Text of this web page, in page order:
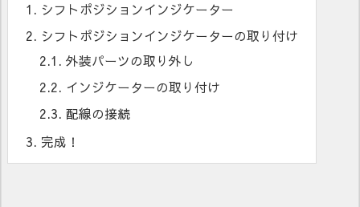
1. シフトポジションインジケーター
2. シフトポジションインジケーターの取り付け
2.1. 外装パーツの取り外し
2.2. インジケーターの取り付け
2.3. 配線の接続
3. 完成！